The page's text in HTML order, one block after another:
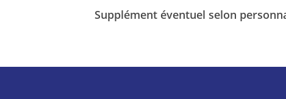
Supplément éventuel selon